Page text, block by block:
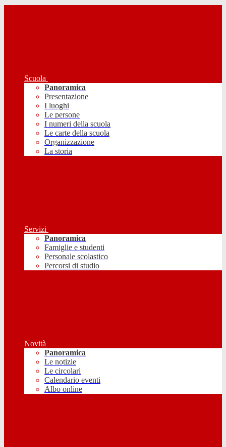
Scuola
Panoramica
Presentazione
I luoghi
Le persone
I numeri della scuola
Le carte della scuola
Organizzazione
La storia
Servizi
Panoramica
Famiglie e studenti
Personale scolastico
Percorsi di studio
Novità
Panoramica
Le notizie
Le circolari
Calendario eventi
Albo online